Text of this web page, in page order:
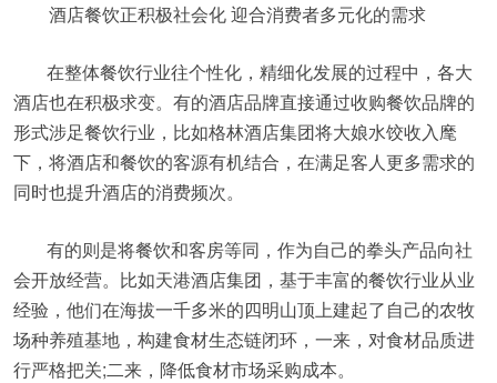
酒店餐饮正积极社会化 迎合消费者多元化的需求
在整体餐饮行业往个性化，精细化发展的过程中，各大
酒店也在积极求变。有的酒店品牌直接通过收购餐饮品牌的
形式涉足餐饮行业，比如格林酒店集团将大娘水饺收入麾
下，将酒店和餐饮的客源有机结合，在满足客人更多需求的
同时也提升酒店的消费频次。
有的则是将餐饮和客房等同，作为自己的拳头产品向社
会开放经营。比如天港酒店集团，基于丰富的餐饮行业从业
经验，他们在海拔一千多米的四明山顶上建起了自己的农牧
场种养殖基地，构建食材生态链闭环，一来，对食材品质进
行严格把关;二来，降低食材市场采购成本。